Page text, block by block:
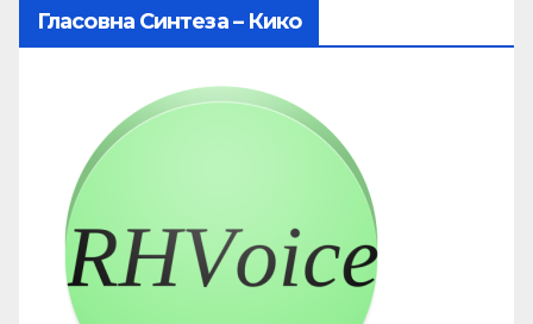
Гласовна Синтеза – Кико